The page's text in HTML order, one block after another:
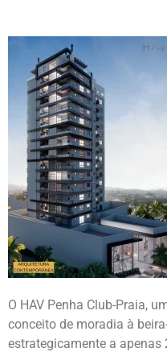
O HAV Penha Club-Praia,
conceito de moradia à
estrategicamente a apenas